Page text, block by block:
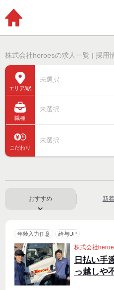
株式会社heroesの求人一覧 | 採用
エリア/駅
未選択
職種
未選択
こだわり
未選択
おすすめ 新
年齢入力任意 給与UP
株式会社
日払い手
っ越しや